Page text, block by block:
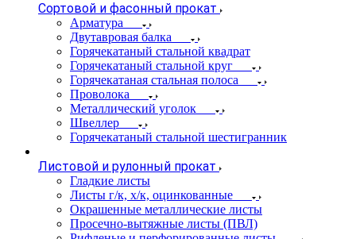
Сортовой и фасонный прокат
Арматура
Двутавровая балка
Горячекатаный стальной квадрат
Горячекатаный стальной круг
Горячекатаная стальная полоса
Проволока
Металлический уголок
Швеллер
Горячекатаный стальной шестигранник
Листовой и рулонный прокат
Гладкие листы
Листы г/к, х/к, оцинкованные
Окрашенные металлические листы
Просечно-вытяжные листы (ПВЛ)